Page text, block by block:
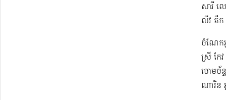
សារី
លីវ តឹ
ចំណែក
ស្រី កែ
ចោម​ច័
ណារិន